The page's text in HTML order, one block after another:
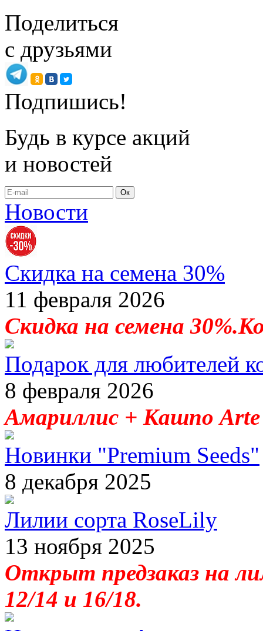
Поделиться
с друзьями
Подпишись!
Будь в курсе акций
и новостей
Ок
Новости
Скидка на семена 30%
11 февраля 2026
Скидка на семена
Подарок для любителей
8 февраля 2026
Амариллис + Кашпо
Новинки "Premium Seeds"
8 декабря 2025
Лилии сорта RoseLily
13 ноября 2025
Открыт предзаказ на
12/14 и 16/18.